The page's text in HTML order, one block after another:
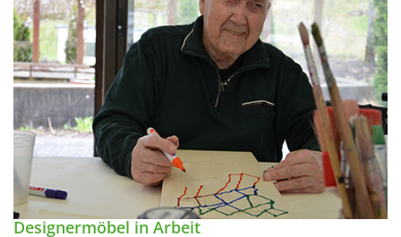
Designermöbel in Arbeit